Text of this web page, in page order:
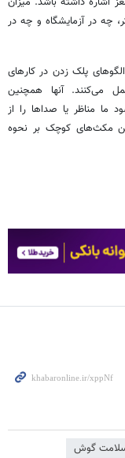
چه در آزمایشگاه و چه در
پلک زدن در کارهای
می‌کنند. آنها همچنین
مناظر یا صداها را از
مکث‌های کوچک بر نحوه
گوش